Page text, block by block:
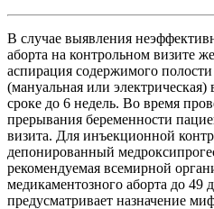
В случае выявления
аборта на контрольном визите
аспирация содержимого
(мануальная или
сроке до 6 недель. Во время
прерывания беременности
визита. Для инъекционной
депонированный
рекомендуемая всемирной
медикаментозного аборта до 49
предусматривает назначение